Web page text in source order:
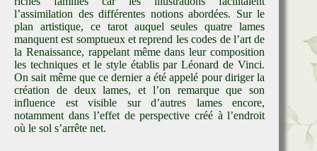
l’assimilation des différentes notions abordées. Sur le
plan artistique, ce tarot auquel seules quatre lames
manquent est somptueux et reprend les codes de l’art de
la Renaissance, rappelant même dans leur composition
les techniques et le style établis par Léonard de Vinci.
On sait même que ce dernier a été appelé pour diriger la
création de deux lames, et l’on remarque que son
influence est visible sur d’autres lames encore,
notamment dans l’effet de perspective créé à l’endroit
où le sol s’arrête net.